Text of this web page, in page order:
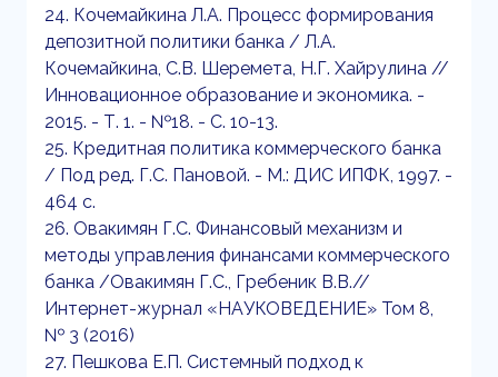
24. Кочемайкина Л.А. Процесс формирования
депозитной политики банка / Л.А.
Кочемайкина, С.В. Шеремета, Н.Г. Хайрулина //
Инновационное образование и экономика. -
2015. - Т. 1. - №18. - С. 10-13.
25. Кредитная политика коммерческого банка
/ Под ред. Г.С. Пановой. - М.: ДИС ИПФК, 1997. -
464 с.
26. Овакимян Г.С. Финансовый механизм и
методы управления финансами коммерческого
банка /Овакимян Г.С., Гребеник В.В.//
Интернет-журнал «НАУКОВЕДЕНИЕ» Том 8,
№ 3 (2016)
27. Пешкова Е.П. Системный подход к